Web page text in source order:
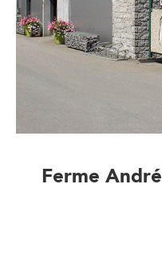
Ferme André